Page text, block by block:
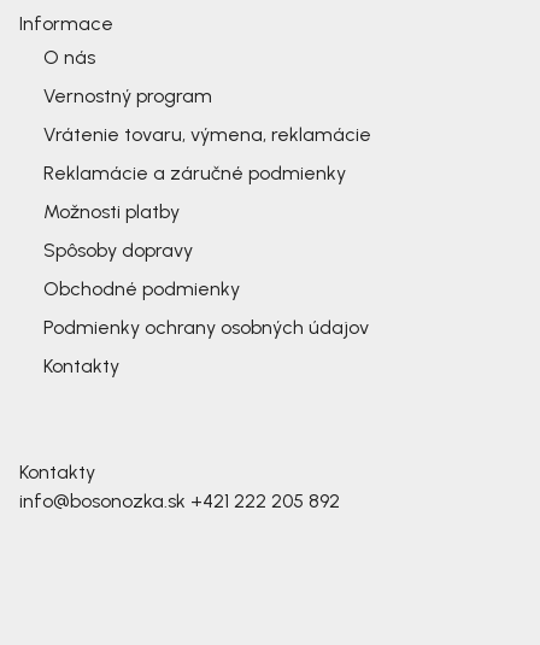
Informace
O nás
Vernostný program
Vrátenie tovaru, výmena, reklamácie
Reklamácie a záručné podmienky
Možnosti platby
Spôsoby dopravy
Obchodné podmienky
Podmienky ochrany osobných údajov
Kontakty
Kontakty
info@bosonozka.sk +421 222 205 892